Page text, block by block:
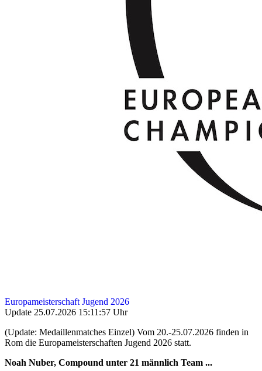
Europameisterschaft Jugend 2026
Update 25.07.2026 15:11:57 Uhr
(Update: Medaillenmatches Einzel) Vom 20.-25.07.2026 finden in
Rom die Europameisterschaften Jugend 2026 statt.
Noah Nuber, Compound unter 21 männlich Team ...